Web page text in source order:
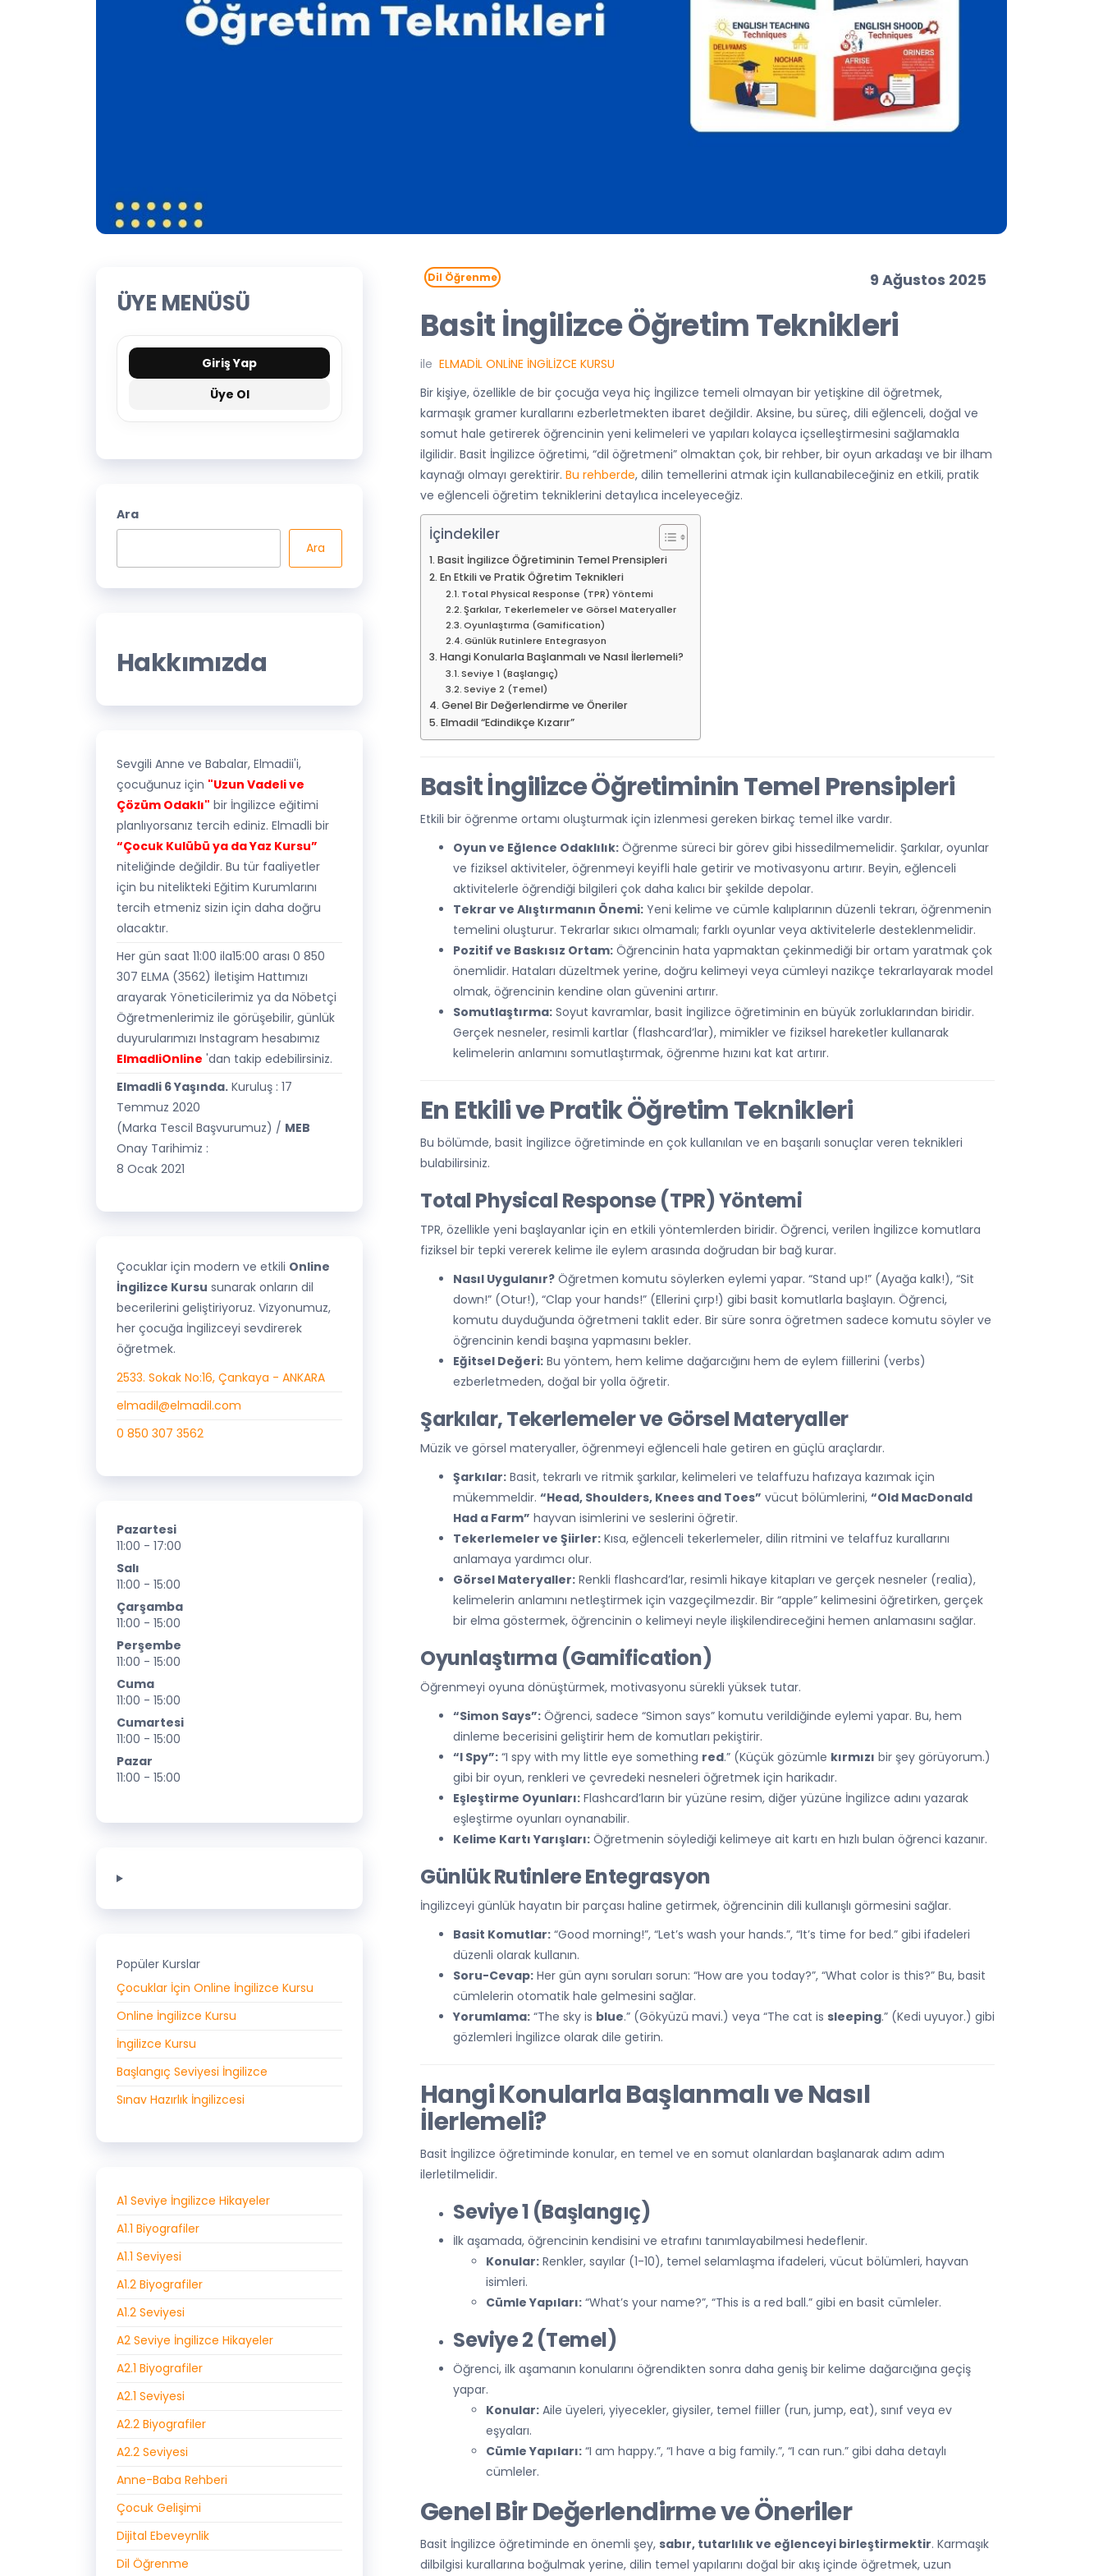
Dil Öğrenme 9 Ağustos 2025
Basit İngilizce Öğretim Teknikleri
ile ELMADIL ONLINE İNGILIZCE KURSU
Bir kişiye, özellikle de bir çocuğa veya hiç İngilizce temeli olmayan bir yetişkine dil öğretmek,
karmaşık gramer kurallarını ezberletmekten ibaret değildir. Aksine, bu süreç, dili eğlenceli, doğal ve
somut hale getirerek öğrencinin yeni kelimeleri ve yapıları kolayca içselleştirmesini sağlamakla
ilgilidir. Basit İngilizce öğretimi, “dil öğretmeni” olmaktan çok, bir rehber, bir oyun arkadaşı ve bir ilham
kaynağı olmayı gerektirir. Bu rehberde, dilin temellerini atmak için kullanabileceğiniz en etkili, pratik
ve eğlenceli öğretim tekniklerini detaylıca inceleyeceğiz.
İçindekiler
Basit İngilizce Öğretiminin Temel Prensipleri
En Etkili ve Pratik Öğretim Teknikleri
Total Physical Response (TPR) Yöntemi
Şarkılar, Tekerlemeler ve Görsel Materyaller
Oyunlaştırma (Gamification)
Günlük Rutinlere Entegrasyon
Hangi Konularla Başlanmalı ve Nasıl İlerlemeli?
Seviye 1 (Başlangıç)
Seviye 2 (Temel)
Genel Bir Değerlendirme ve Öneriler
Elmadil “Edindikçe Kızarır”
Basit İngilizce Öğretiminin Temel Prensipleri
Etkili bir öğrenme ortamı oluşturmak için izlenmesi gereken birkaç temel ilke vardır.
Oyun ve Eğlence Odaklılık: Öğrenme süreci bir görev gibi hissedilmemelidir. Şarkılar, oyunlar
ve fiziksel aktiviteler, öğrenmeyi keyifli hale getirir ve motivasyonu artırır. Beyin, eğlenceli
aktivitelerle öğrendiği bilgileri çok daha kalıcı bir şekilde depolar.
Tekrar ve Alıştırmanın Önemi: Yeni kelime ve cümle kalıplarının düzenli tekrarı, öğrenmenin
temelini oluşturur. Tekrarlar sıkıcı olmamalı; farklı oyunlar veya aktivitelerle desteklenmelidir.
Pozitif ve Baskısız Ortam: Öğrencinin hata yapmaktan çekinmediği bir ortam yaratmak çok
önemlidir. Hataları düzeltmek yerine, doğru kelimeyi veya cümleyi nazikçe tekrarlayarak model
olmak, öğrencinin kendine olan güvenini artırır.
Somutlaştırma: Soyut kavramlar, basit İngilizce öğretiminin en büyük zorluklarından biridir.
Gerçek nesneler, resimli kartlar (flashcard’lar), mimikler ve fiziksel hareketler kullanarak
kelimelerin anlamını somutlaştırmak, öğrenme hızını kat kat artırır.
En Etkili ve Pratik Öğretim Teknikleri
Bu bölümde, basit İngilizce öğretiminde en çok kullanılan ve en başarılı sonuçlar veren teknikleri
bulabilirsiniz.
Total Physical Response (TPR) Yöntemi
TPR, özellikle yeni başlayanlar için en etkili yöntemlerden biridir. Öğrenci, verilen İngilizce komutlara
fiziksel bir tepki vererek kelime ile eylem arasında doğrudan bir bağ kurar.
Nasıl Uygulanır? Öğretmen komutu söylerken eylemi yapar. “Stand up!” (Ayağa kalk!), “Sit
down!” (Otur!), “Clap your hands!” (Ellerini çırp!) gibi basit komutlarla başlayın. Öğrenci,
komutu duyduğunda öğretmeni taklit eder. Bir süre sonra öğretmen sadece komutu söyler ve
öğrencinin kendi başına yapmasını bekler.
Eğitsel Değeri: Bu yöntem, hem kelime dağarcığını hem de eylem fiillerini (verbs)
ezberletmeden, doğal bir yolla öğretir.
Şarkılar, Tekerlemeler ve Görsel Materyaller
Müzik ve görsel materyaller, öğrenmeyi eğlenceli hale getiren en güçlü araçlardır.
Şarkılar: Basit, tekrarlı ve ritmik şarkılar, kelimeleri ve telaffuzu hafızaya kazımak için
mükemmeldir. “Head, Shoulders, Knees and Toes” vücut bölümlerini, “Old MacDonald
Had a Farm” hayvan isimlerini ve seslerini öğretir.
Tekerlemeler ve Şiirler: Kısa, eğlenceli tekerlemeler, dilin ritmini ve telaffuz kurallarını
anlamaya yardımcı olur.
Görsel Materyaller: Renkli flashcard’lar, resimli hikaye kitapları ve gerçek nesneler (realia),
kelimelerin anlamını netleştirmek için vazgeçilmezdir. Bir “apple” kelimesini öğretirken, gerçek
bir elma göstermek, öğrencinin o kelimeyi neyle ilişkilendireceğini hemen anlamasını sağlar.
Oyunlaştırma (Gamification)
Öğrenmeyi oyuna dönüştürmek, motivasyonu sürekli yüksek tutar.
“Simon Says”: Öğrenci, sadece “Simon says” komutu verildiğinde eylemi yapar. Bu, hem
dinleme becerisini geliştirir hem de komutları pekiştirir.
“I Spy”: “I spy with my little eye something red.” (Küçük gözümle kırmızı bir şey görüyorum.)
gibi bir oyun, renkleri ve çevredeki nesneleri öğretmek için harikadır.
Eşleştirme Oyunları: Flashcard’ların bir yüzüne resim, diğer yüzüne İngilizce adını yazarak
eşleştirme oyunları oynanabilir.
Kelime Kartı Yarışları: Öğretmenin söylediği kelimeye ait kartı en hızlı bulan öğrenci kazanır.
Günlük Rutinlere Entegrasyon
İngilizceyi günlük hayatın bir parçası haline getirmek, öğrencinin dili kullanışlı görmesini sağlar.
Basit Komutlar: “Good morning!”, “Let’s wash your hands.”, “It’s time for bed.” gibi ifadeleri
düzenli olarak kullanın.
Soru-Cevap: Her gün aynı soruları sorun: “How are you today?”, “What color is this?” Bu, basit
cümlelerin otomatik hale gelmesini sağlar.
Yorumlama: “The sky is blue.” (Gökyüzü mavi.) veya “The cat is sleeping.” (Kedi uyuyor.) gibi
gözlemleri İngilizce olarak dile getirin.
Hangi Konularla Başlanmalı ve Nasıl
İlerlemeli?
Basit İngilizce öğretiminde konular, en temel ve en somut olanlardan başlanarak adım adım
ilerletilmelidir.
Seviye 1 (Başlangıç)
İlk aşamada, öğrencinin kendisini ve etrafını tanımlayabilmesi hedeflenir.
Konular: Renkler, sayılar (1-10), temel selamlaşma ifadeleri, vücut bölümleri, hayvan
isimleri.
Cümle Yapıları: “What’s your name?”, “This is a red ball.” gibi en basit cümleler.
Seviye 2 (Temel)
Öğrenci, ilk aşamanın konularını öğrendikten sonra daha geniş bir kelime dağarcığına geçiş
yapar.
Konular: Aile üyeleri, yiyecekler, giysiler, temel fiiller (run, jump, eat), sınıf veya ev
eşyaları.
Cümle Yapıları: “I am happy.”, “I have a big family.”, “I can run.” gibi daha detaylı
cümleler.
Genel Bir Değerlendirme ve Öneriler
Basit İngilizce öğretiminde en önemli şey, sabır, tutarlılık ve eğlenceyi birleştirmektir. Karmaşık
dilbilgisi kurallarına boğulmak yerine, dilin temel yapılarını doğal bir akış içinde öğretmek, uzun
ÜYE MENÜSÜ
Giriş Yap
Üye Ol
Ara
Ara
Hakkımızda
Sevgili Anne ve Babalar, Elmadii'i,
çocuğunuz için "Uzun Vadeli ve
Çözüm Odaklı" bir İngilizce eğitimi
planlıyorsanız tercih ediniz. Elmadli bir
“Çocuk Kulübü ya da Yaz Kursu”
niteliğinde değildir. Bu tür faaliyetler
için bu nitelikteki Eğitim Kurumlarını
tercih etmeniz sizin için daha doğru
olacaktır.
Her gün saat 11:00 ila15:00 arası 0 850
307 ELMA (3562) İletişim Hattımızı
arayarak Yöneticilerimiz ya da Nöbetçi
Öğretmenlerimiz ile görüşebilir, günlük
duyurularımızı Instagram hesabımız
ElmadliOnline 'dan takip edebilirsiniz.
Elmadli 6 Yaşında. Kuruluş : 17
Temmuz 2020
(Marka Tescil Başvurumuz) / MEB
Onay Tarihimiz :
8 Ocak 2021
Çocuklar için modern ve etkili Online
İngilizce Kursu sunarak onların dil
becerilerini geliştiriyoruz. Vizyonumuz,
her çocuğa İngilizceyi sevdirerek
öğretmek.
2533. Sokak No:16, Çankaya - ANKARA
elmadil@elmadil.com
0 850 307 3562
Pazartesi
11:00 - 17:00
Salı
11:00 - 15:00
Çarşamba
11:00 - 15:00
Perşembe
11:00 - 15:00
Cuma
11:00 - 15:00
Cumartesi
11:00 - 15:00
Pazar
11:00 - 15:00
Popüler Kurslar
Çocuklar İçin Online İngilizce Kursu
Online İngilizce Kursu
İngilizce Kursu
Başlangıç Seviyesi İngilizce
Sınav Hazırlık İngilizcesi
A1 Seviye İngilizce Hikayeler
A1.1 Biyografiler
A1.1 Seviyesi
A1.2 Biyografiler
A1.2 Seviyesi
A2 Seviye İngilizce Hikayeler
A2.1 Biyografiler
A2.1 Seviyesi
A2.2 Biyografiler
A2.2 Seviyesi
Anne-Baba Rehberi
Çocuk Gelişimi
Dijital Ebeveynlik
Dil Öğrenme